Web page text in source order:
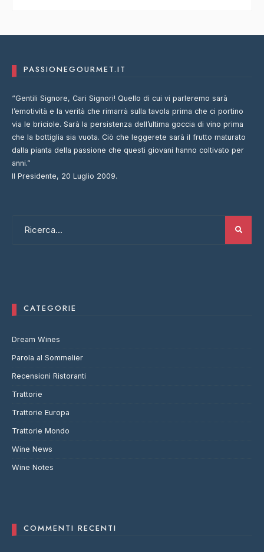
PASSIONEGOURMET.IT
“Gentili Signore, Cari Signori! Quello di cui vi parleremo sarà
l’emotività e la verità che rimarrà sulla tavola prima che ci portino
via le briciole. Sarà la persistenza dell’ultima goccia di vino prima
che la bottiglia sia vuota. Ciò che leggerete sarà il frutto maturato
dalla pianta della passione che questi giovani hanno coltivato per
anni.”
Il Presidente, 20 Luglio 2009.
CATEGORIE
Dream Wines
Parola al Sommelier
Recensioni Ristoranti
Trattorie
Trattorie Europa
Trattorie Mondo
Wine News
Wine Notes
COMMENTI RECENTI